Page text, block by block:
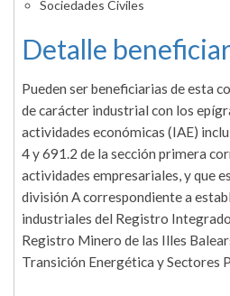
Sociedades Civiles
Detalle
Pueden ser beneficiarias de esta
de carácter industrial con los
actividades económicas (IAE)
4 y 691.2 de la sección primera
actividades empresariales, y que
división A correspondiente a
industriales del Registro
Registro Minero de las Illes
Transición Energética y Sectores